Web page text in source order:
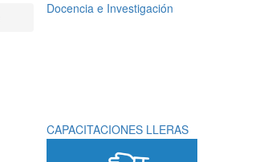
Docencia e Investigación
CAPACITACIONES LLERAS